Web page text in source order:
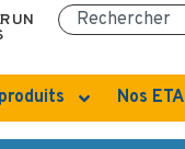
UN
Nos ETA